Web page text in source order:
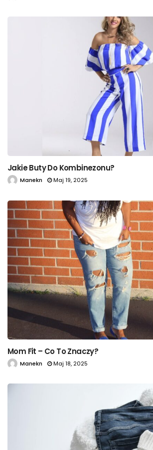
Jakie Buty Do Kombinezonu?
Manekn Maj 19, 2025
Mom Fit – Co To Znaczy?
Manekn Maj 18, 2025